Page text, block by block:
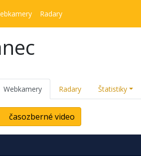
Radary
Webkamery Radary Štatistiky
časozberné video